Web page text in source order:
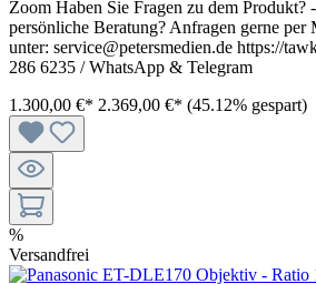
Zoom Haben Sie Fragen zu dem Produkt?
persönliche Beratung? Anfragen gerne per
unter: service@petersmedien.de https://
286 6235 / WhatsApp & Telegram
1.300,00 €* 2.369,00 €* (45.12% gespart)
%
Versandfrei